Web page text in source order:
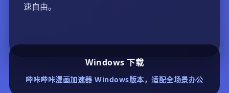
速自由。
Windows 下载
哔咔哔咔漫画加速器 Windows版本，适配全场景办公